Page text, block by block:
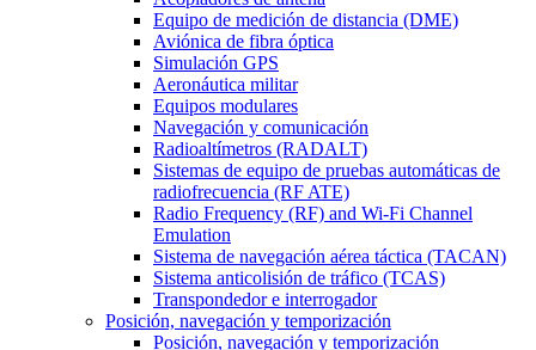
Equipo de medición de distancia (DME)
Aviónica de fibra óptica
Simulación GPS
Aeronáutica militar
Equipos modulares
Navegación y comunicación
Radioaltímetros (RADALT)
Sistemas de equipo de pruebas automáticas de
radiofrecuencia (RF ATE)
Radio Frequency (RF) and Wi-Fi Channel
Emulation
Sistema de navegación aérea táctica (TACAN)
Sistema anticolisión de tráfico (TCAS)
Transpondedor e interrogador
Posición, navegación y temporización
Posición, navegación y temporización